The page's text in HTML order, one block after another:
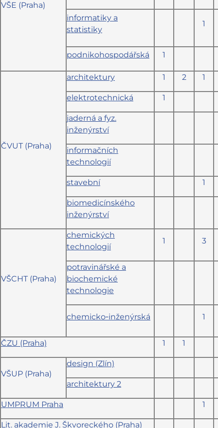
VŠE (Praha)
informatiky a
statistiky
1
podnikohospodářská 1
ČVUT (Praha)
architektury 1 2 1
elektrotechnická 1
jaderná a fyz.
inženýrství
informačních
technologií
stavební 1
biomedicínského
inženýrství
VŠCHT (Praha)
chemických
technologií
1 3
potravinářské a
biochemické
technologie
chemicko‑inženýrská 1
ČZU (Praha) 1 1
VŠUP (Praha)
design (Zlín)
architektury 2
UMPRUM Praha 1
Lit. akademie J. Škvoreckého (Praha)